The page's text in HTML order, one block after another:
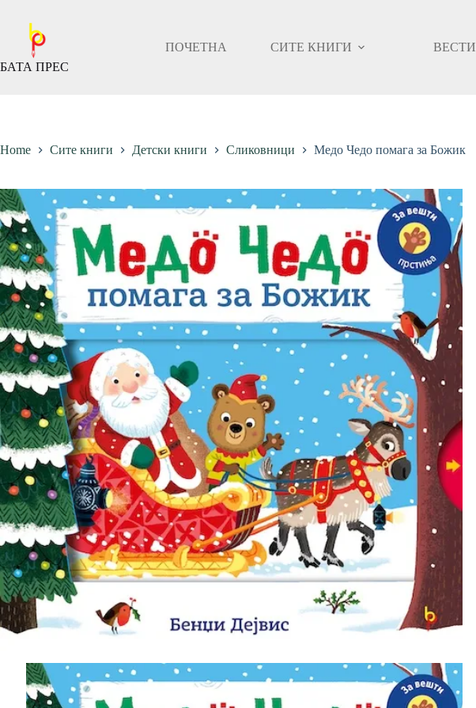
содржината
БАТА ПРЕС
ПОЧЕТНА СИТЕ КНИГИ ВЕСТИ
Home Сите книги Детски книги Сликовници Медо Чедо помага за Божик